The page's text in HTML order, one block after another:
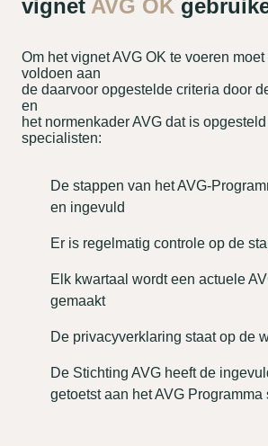
vignet AVG OK
Om het vignet AVG OK te voeren
voldoen aan
de daarvoor opgestelde criteria door
en
het normenkader AVG dat is
specialisten:
De stappen van het AVG-
en ingevuld
Er is regelmatig controle op de
Elk kwartaal wordt een actuele
gemaakt
De privacyverklaring staat op de
De Stichting AVG heeft de
getoetst aan het AVG Programma